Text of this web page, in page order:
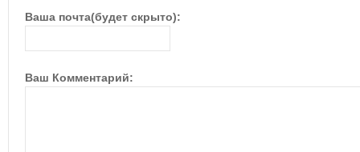
Ваша почта(будет скрыто):
Ваш Комментарий: